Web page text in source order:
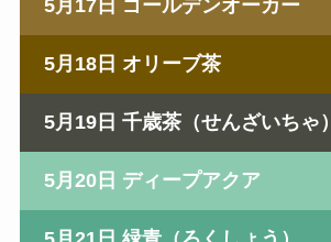
5月17日 ゴールデンオーカー
5月18日 オリーブ茶
5月19日 千歳茶（せんざいちゃ）
5月20日 ディープアクア